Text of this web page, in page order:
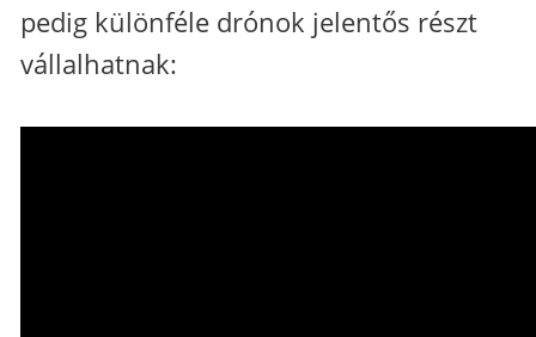
pedig különféle drónok jelentős részt
vállalhatnak: